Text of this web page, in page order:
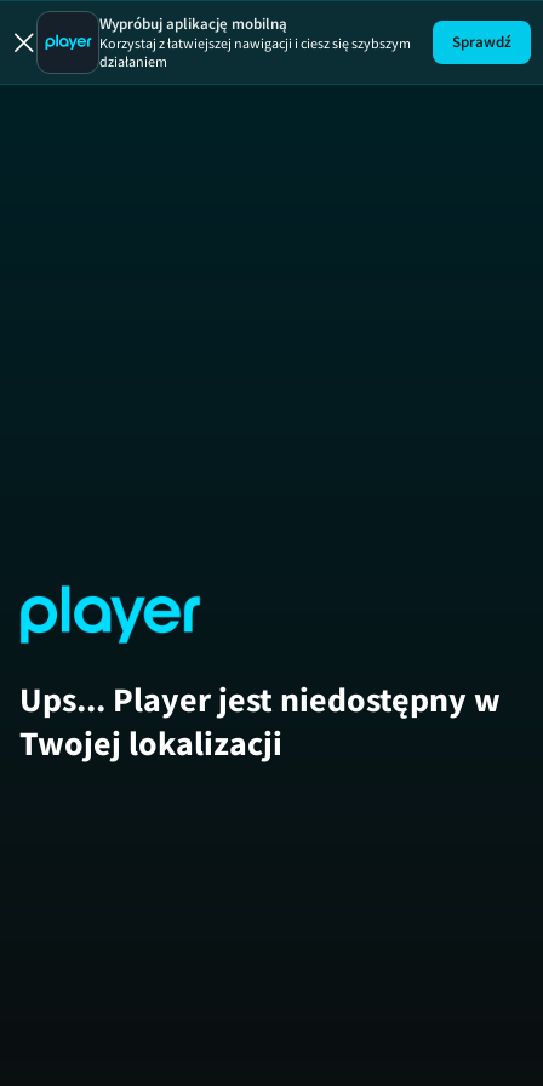
13 posterunek
19 +
Wypróbuj aplikację mobilną
Korzystaj z łatwiejszej nawigacji i ciesz się szybszym
działaniem
Sprawdź
Ups... Player jest niedostępny w
Twojej lokalizacji